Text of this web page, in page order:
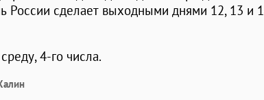
России сделает выходными днями 12, 13 и
4-го числа.